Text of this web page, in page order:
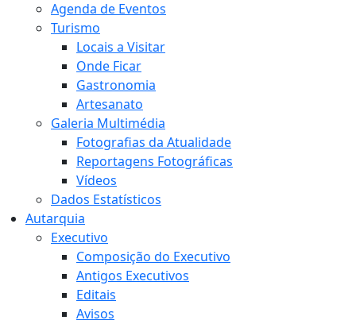
Agenda de Eventos
Turismo
Locais a Visitar
Onde Ficar
Gastronomia
Artesanato
Galeria Multimédia
Fotografias da Atualidade
Reportagens Fotográficas
Vídeos
Dados Estatísticos
Autarquia
Executivo
Composição do Executivo
Antigos Executivos
Editais
Avisos